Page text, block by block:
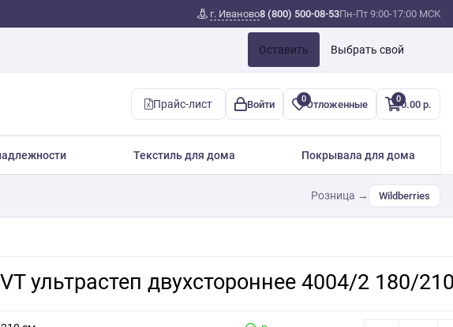
г. Иваново8 (800) 500-08-53Пн-Пт 9:00-17:00 МСК
Оставить Выбрать свой
Прайс-лист Войти 0Отложенные 00.00 р.
Текстиль для дома Покрывала для дома
Розница → Wildberries
ультрастеп двухстороннее 4004/2 180/